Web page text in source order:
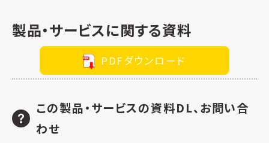
製品・サービスに関する資料
PDFダウンロード
この製品・サービスの資料DL、お問い合
わせ